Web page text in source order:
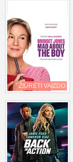
ŽIŪRĖTI VAIZDO